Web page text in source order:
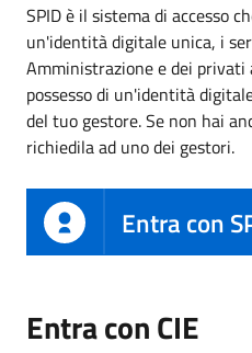
SPID è il sistema di accesso
un'identità digitale unica, i
Amministrazione e dei privati
possesso di un'identità
del tuo gestore. Se non hai
richiedila ad uno dei gestori.
Entra con
Entra con CIE